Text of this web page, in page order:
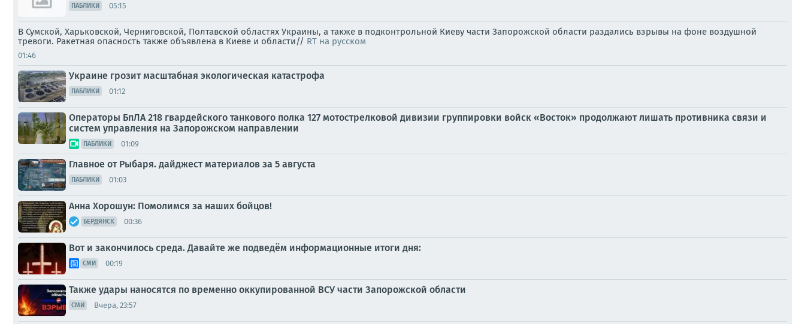
ПАБЛИКИ 05:15
В Сумской, Харьковской, Черниговской, Полтавской областях Украины, а также в подконтрольной Киеву части Запорожской области раздались взрывы на фоне воздушной
тревоги. Ракетная опасность также объявлена в Киеве и области// RT на русском
01:46
Украине грозит масштабная экологическая катастрофа
ПАБЛИКИ 01:12
Операторы БпЛА 218 гвардейского танкового полка 127 мотострелковой дивизии группировки войск «Восток» продолжают лишать противника связи и
систем управления на Запорожском направлении
ПАБЛИКИ 01:09
Главное от Рыбаря. дайджест материалов за 5 августа
ПАБЛИКИ 01:03
Анна Хорошун: Помолимся за наших бойцов!
БЕРДЯНСК 00:36
Вот и закончилось среда. Давайте же подведём информационные итоги дня:
СМИ 00:19
Также удары наносятся по временно оккупированной ВСУ части Запорожской области
СМИ Вчера, 23:57